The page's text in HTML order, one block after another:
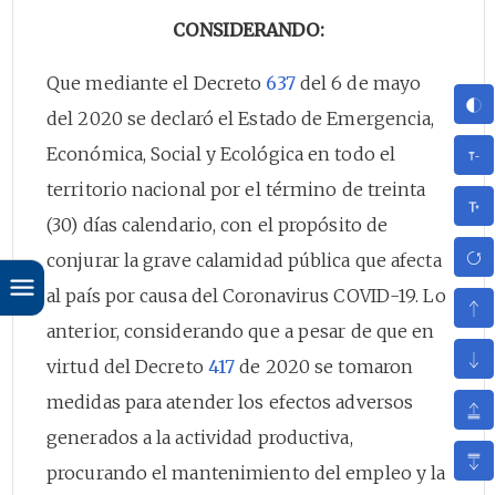
CONSIDERANDO:
Que mediante el Decreto 637del 6 de mayo
del 2020 se declaró el Estado de Emergencia,
Económica, Social y Ecológica en todo el
territorio nacional por el término de treinta
(30) días calendario, con el propósito de
conjurar la grave calamidad pública que afecta
al país por causa del Coronavirus COVID-19. Lo
anterior, considerando que a pesar de que en
virtud del Decreto 417 de 2020 se tomaron
medidas para atender los efectos adversos
generados a la actividad productiva,
procurando el mantenimiento del empleo y la